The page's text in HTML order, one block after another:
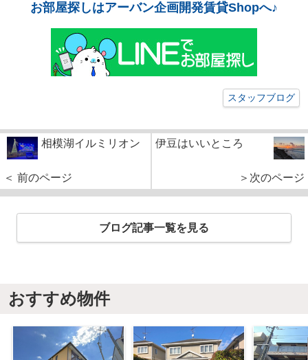
お部屋探しはアーバン企画開発賃貸Shopへ♪
スタッフブログ
相模湖イルミリオン
＜ 前のページ
伊豆はいいところ
＞次のページ
ブログ記事一覧を見る
おすすめ物件